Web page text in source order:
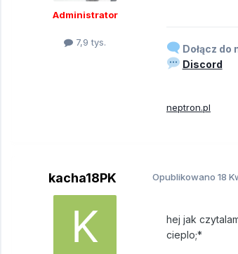
Administrator
7,9 tys.
Dołącz do
Discord
neptron.pl
kacha18PK Opublikowano 18
hej jak
cieplo;*